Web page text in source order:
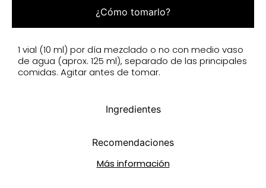
¿Cómo tomarlo?
Ingredientes
Recomendaciones
1 vial (10 ml) por día mezclado o no con medio vaso
de agua (aprox. 125 ml), separado de las principales
comidas. Agitar antes de tomar.
Más información